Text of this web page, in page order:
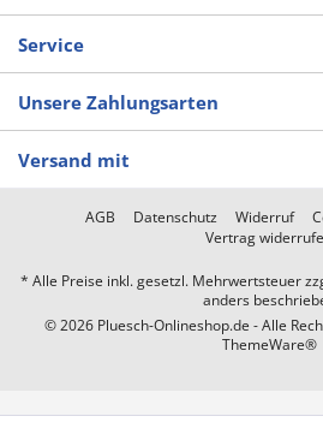
Service
Unsere Zahlungsarten
Versand mit
AGB Datenschutz Widerruf
Vertrag
* Alle Preise inkl. gesetzl. Mehrwertsteuer
anders
© 2026 Pluesch-Onlineshop.de - Alle
ThemeWare®